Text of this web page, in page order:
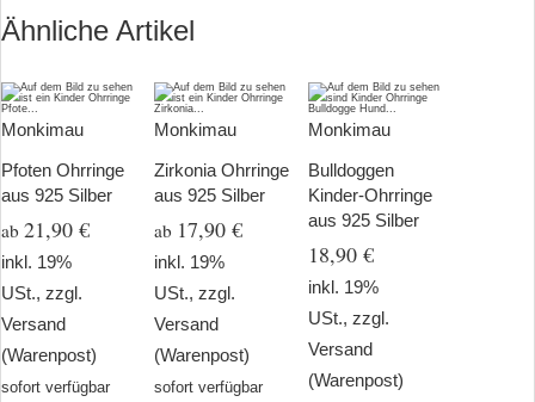
Ähnliche Artikel
Monkimau
Pfoten Ohrringe
aus 925 Silber
ab 21,90 €
inkl. 19%
USt., zzgl.
Versand
(Warenpost)
sofort verfügbar
Monkimau
Zirkonia Ohrringe
aus 925 Silber
ab 17,90 €
inkl. 19%
USt., zzgl.
Versand
(Warenpost)
sofort verfügbar
Monkimau
Bulldoggen
Kinder-Ohrringe
aus 925 Silber
18,90 €
inkl. 19%
USt., zzgl.
Versand
(Warenpost)